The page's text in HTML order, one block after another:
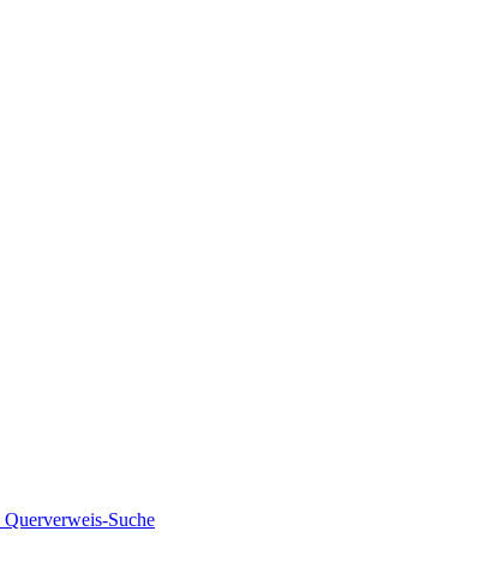
Querverweis-Suche